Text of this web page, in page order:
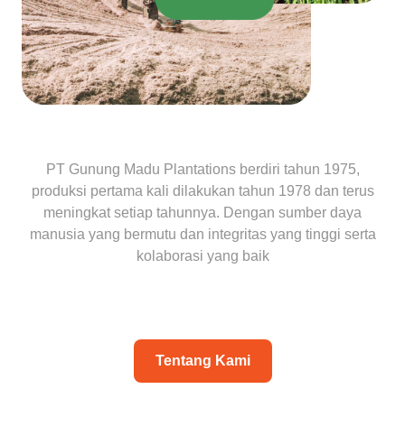
PT Gunung Madu Plantations berdiri tahun 1975,
produksi pertama kali dilakukan tahun 1978 dan terus
meningkat setiap tahunnya. Dengan sumber daya
manusia yang bermutu dan integritas yang tinggi serta
kolaborasi yang baik
Tentang Kami